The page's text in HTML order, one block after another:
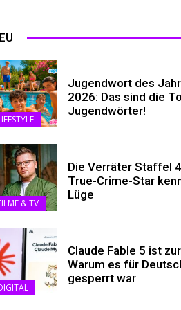
Jugendwort des
2026: Das sind die
Jugendwörter!
& TV
Die Verräter Staffel
True-Crime-Star
Lüge
Claude Fable 5 ist
Warum es für
gesperrt war